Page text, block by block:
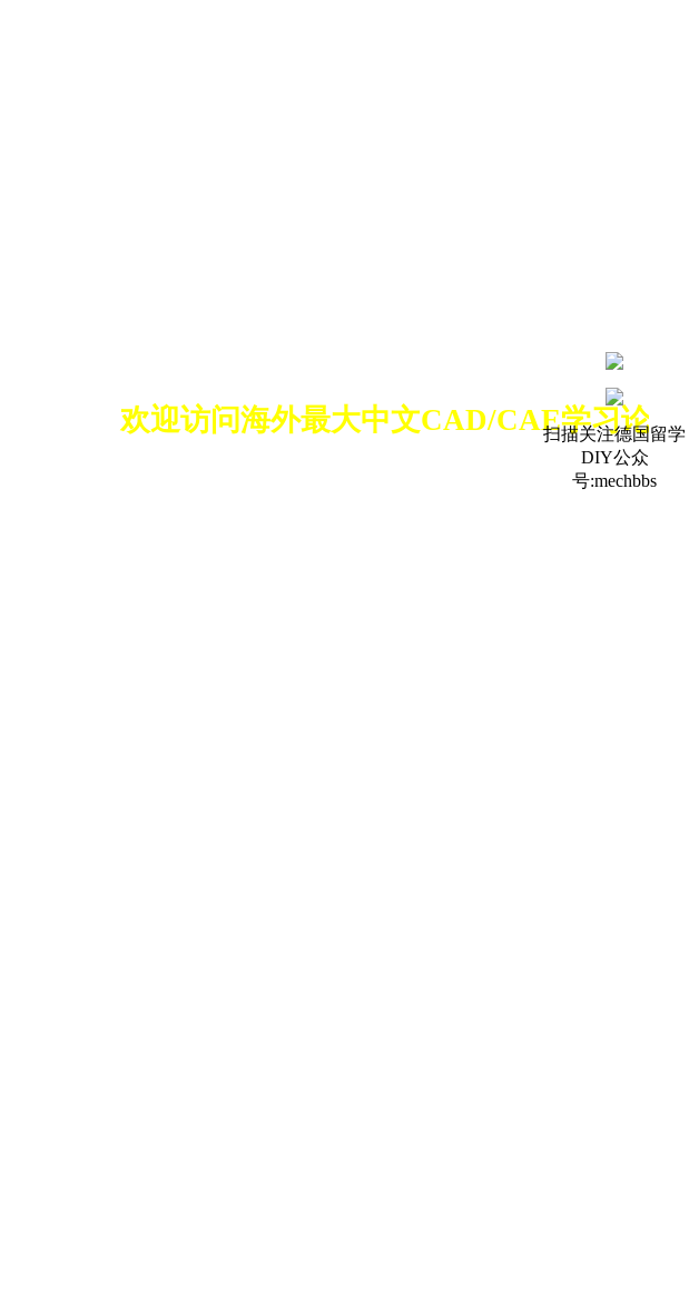
欢迎访问海外最大中文CAD/CAE学习论坛-
扫描关注德国留学
DIY公众
号:mechbbs